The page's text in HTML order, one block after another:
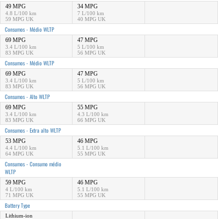
49 MPG
4.8 L/100 km
59 MPG UK
34 MPG
7 L/100 km
40 MPG UK
Consumos - Médio WLTP
69 MPG
3.4 L/100 km
83 MPG UK
47 MPG
5 L/100 km
56 MPG UK
Consumos - Médio WLTP
69 MPG
3.4 L/100 km
83 MPG UK
47 MPG
5 L/100 km
56 MPG UK
Consumos - Alto WLTP
69 MPG
3.4 L/100 km
83 MPG UK
55 MPG
4.3 L/100 km
66 MPG UK
Consumos - Extra alto WLTP
53 MPG
4.4 L/100 km
64 MPG UK
46 MPG
5.1 L/100 km
55 MPG UK
Consumos - Consumo médio
WLTP
59 MPG
4 L/100 km
71 MPG UK
46 MPG
5.1 L/100 km
55 MPG UK
Battery Type
Lithium-ion